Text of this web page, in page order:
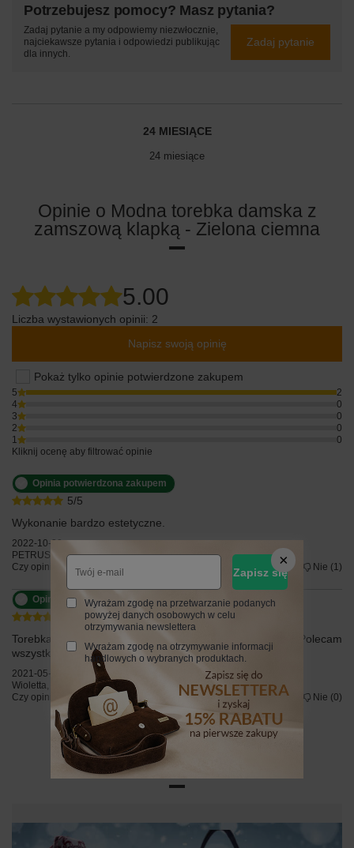
Potrzebujesz pomocy? Masz pytania?
Zadaj pytanie a my odpowiemy niezwłocznie,
najciekawsze pytania i odpowiedzi publikując
dla innych.
Zadaj pytanie
24 MIESIĄCE
24 miesiące
Opinie o Modna torebka damska z
zamszową klapką - Zielona ciemna
5.00
Liczba wystawionych opinii: 2
Napisz swoją opinię
Pokaż tylko opinie potwierdzone zakupem
5
2
4
0
3
0
2
0
1
0
Kliknij ocenę aby filtrować opinie
5/5
Opinia potwierdzona zakupem
Wykonanie bardzo estetyczne.
2022-10-30
PETRUS Monika, Chojnice
Czy opinia była pomocna?
Tak 1 Nie 1
Opinia potwierdzona zakupem
Torebka super,idealna,pięknie wykonana i ten kolor-cudo.Polecam
wszystkim modnisiom.
2021-05-03
Wioletta, Oświęcim
Czy opinia była pomocna?
Tak Nie 0
Z naszego bloga
Zapisz się
Wyrażam zgodę na przetwarzanie podanych
powyżej danych osobowych w celu
otrzymywania newslettera
Wyrażam zgodę na otrzymywanie informacji
handlowych o wybranych produktach.